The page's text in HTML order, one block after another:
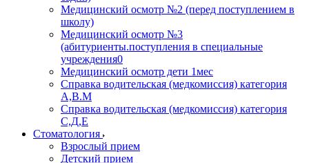
Медицинский осмотр №2 (перед поступлением в
школу)
Медицинский осмотр №3
(абитуриенты.поступления в специальные
учреждения0
Медицинский осмотр дети 1мес
Справка водительская (медкомиссия) категория
А,В.М
Справка водительская (медкомиссия) категория
С,Д,Е
Стоматология
Взрослый прием
Детский прием